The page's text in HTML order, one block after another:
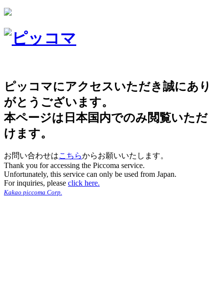
ピッコマにアクセスいただき誠にあり
がとうございます。
本ページは日本国内でのみ閲覧いただ
けます。
お問い合わせはこちらからお願いいたします。
Thank you for accessing the Piccoma service.
Unfortunately, this service can only be used from Japan.
For inquiries, please click here.
Kakao piccoma Corp.